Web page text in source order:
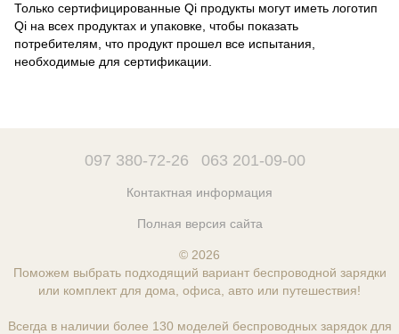
Только сертифицированные Qi продукты могут иметь логотип
Qi на всех продуктах и упаковке, чтобы показать
потребителям, что продукт прошел все испытания,
необходимые для сертификации.
097 380-72-26 063 201-09-00
Контактная информация
Полная версия сайта
© 2026
Поможем выбрать подходящий вариант беспроводной зарядки
или комплект для дома, офиса, авто или путешествия!
Всегда в наличии более 130 моделей беспроводных зарядок для